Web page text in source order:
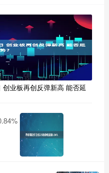
业板再创反弹新高 能否延